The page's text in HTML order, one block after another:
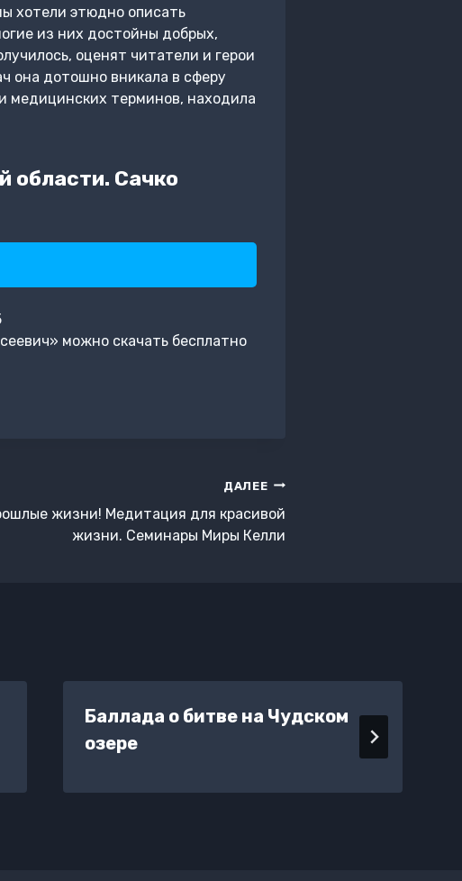
хотели этюдно описать
из них достойны добрых,
оценят читатели и герои
она дотошно вникала в сферу
медицинских терминов, находила
области. Сачко
можно скачать бесплатно
ДАЛЕЕ
жизни! Медитация для красивой
жизни. Семинары Миры Келли
Баллада о битве на Чудском
озере